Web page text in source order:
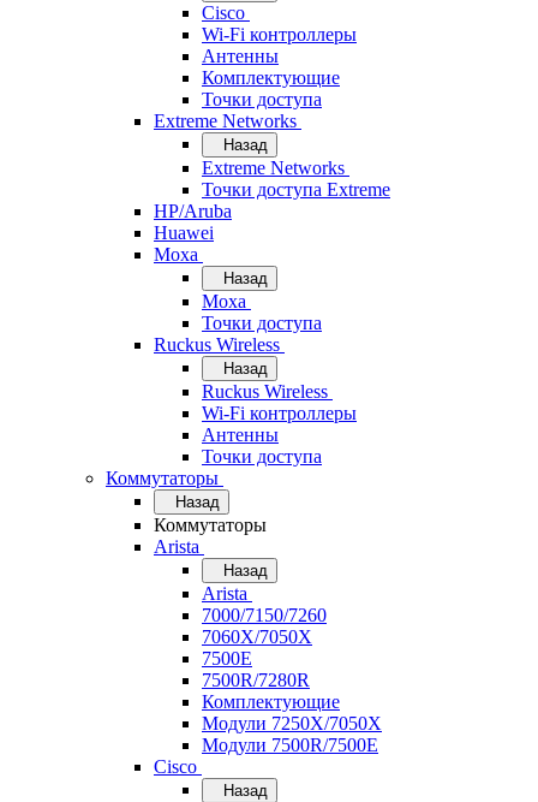
Cisco
Wi-Fi контроллеры
Антенны
Комплектующие
Точки доступа
Extreme Networks
Назад
Extreme Networks
Точки доступа Extreme
HP/Aruba
Huawei
Moxa
Назад
Moxa
Точки доступа
Ruckus Wireless
Назад
Ruckus Wireless
Wi-Fi контроллеры
Антенны
Точки доступа
Коммутаторы
Назад
Коммутаторы
Arista
Назад
Arista
7000/7150/7260
7060X/7050X
7500E
7500R/7280R
Комплектующие
Модули 7250X/7050X
Модули 7500R/7500E
Cisco
Назад